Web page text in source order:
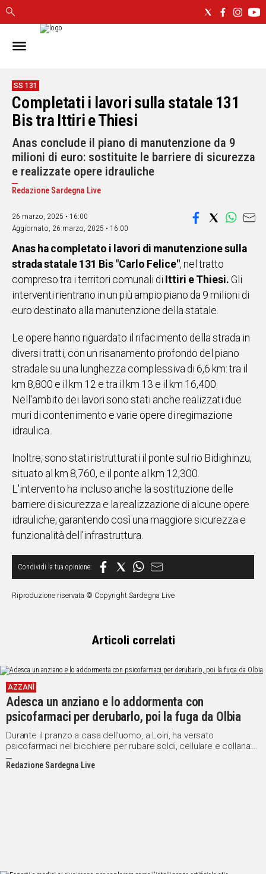
IN
CAGLIARI
SASSARI
NUORO
ORISTANO
SULCIS
GALLURA
OGLIASTRA
MEDIO
ALTRE
NOTIZIE
POLITICA
IN
ITALIA
NEL
SPORT
EVENTI
STORIE
VIDEO
UNISCITI
AL CANALE
WHATSAPP
Social
SS 131
Completati i lavori sulla statale 131
Bis tra Ittiri e Thiesi
Anas conclude il piano di manutenzione da 9
milioni di euro: sostituite le barriere di sicurezza
e realizzate opere idrauliche
Redazione Sardegna Live
26 marzo, 2025 • 16:00
Aggiornato, 26 marzo, 2025 • 16:00
Anas ha completato i lavori di manutenzione sulla
strada statale 131 Bis "Carlo Felice", nel tratto
compreso tra i territori comunali di Ittiri e Thiesi. Gli
interventi rientrano in un più ampio piano da 9 milioni di
euro destinato alla manutenzione della statale.
Le opere hanno riguardato il rifacimento della strada in
diversi tratti, con un risanamento profondo del piano
stradale su una lunghezza complessiva di 6,6 km: tra il
km 8,800 e il km 12 e tra il km 13 e il km 16,400.
Nell'ambito dei lavori sono stati anche realizzati due
muri di contenimento e varie opere di regimazione
idraulica.
Inoltre, sono stati ristrutturati il ponte sul rio Bidighinzu,
situato al km 8,760, e il ponte al km 12,300.
L'intervento ha incluso anche la sostituzione delle
barriere di sicurezza e la realizzazione di alcune opere
idrauliche, garantendo così una maggiore sicurezza e
funzionalità dell'infrastruttura.
Riproduzione riservata © Copyright Sardegna Live
Articoli correlati
AZZANÌ
Adesca un anziano e lo addormenta con
psicofarmaci per derubarlo, poi la fuga da Olbia
Durante il pranzo a casa dell'uomo, a Loiri, ha versato
psicofarmaci nel bicchiere per rubare soldi, cellulare e collana:
arrestata a Perugia
Redazione Sardegna Live